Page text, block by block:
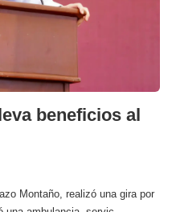
beneficios al
Montaño, realizó una gira por